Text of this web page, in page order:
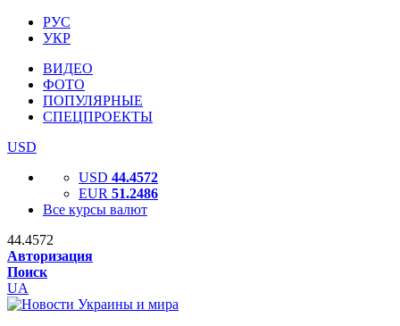
РУС
УКР
ВИДЕО
ФОТО
ПОПУЛЯРНЫЕ
СПЕЦПРОЕКТЫ
USD
USD 44.4572
EUR 51.2486
Все курсы валют
44.4572
Авторизация
Поиск
UA